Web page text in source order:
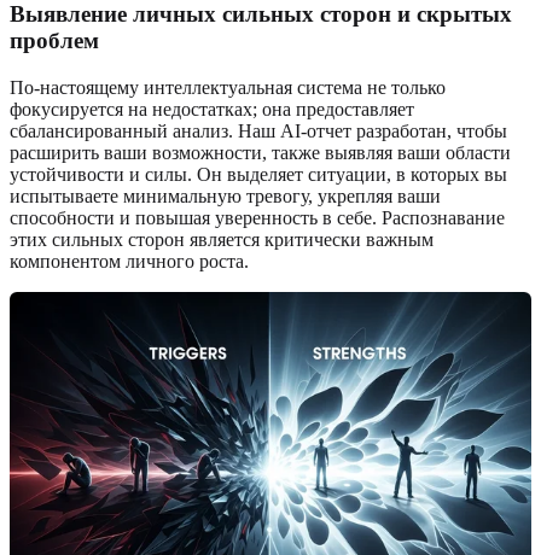
Выявление личных сильных сторон и скрытых
проблем
По-настоящему интеллектуальная система не только
фокусируется на недостатках; она предоставляет
сбалансированный анализ. Наш AI-отчет разработан, чтобы
расширить ваши возможности, также выявляя ваши области
устойчивости и силы. Он выделяет ситуации, в которых вы
испытываете минимальную тревогу, укрепляя ваши
способности и повышая уверенность в себе. Распознавание
этих сильных сторон является критически важным
компонентом личного роста.